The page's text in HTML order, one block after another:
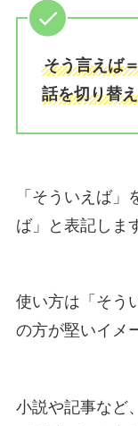
そう言えば
話を切り替
「そういえば」
ば」と表記しま
使い方は「そう
の方が堅いイメ
小説や記事など